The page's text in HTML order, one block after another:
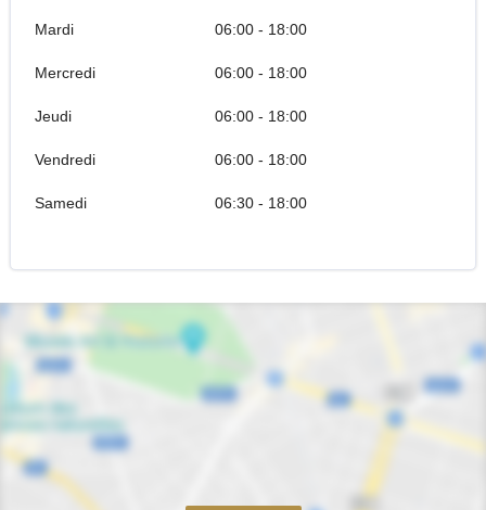
Mardi 06:00 - 18:00
Mercredi 06:00 - 18:00
Jeudi 06:00 - 18:00
Vendredi 06:00 - 18:00
Samedi 06:30 - 18:00